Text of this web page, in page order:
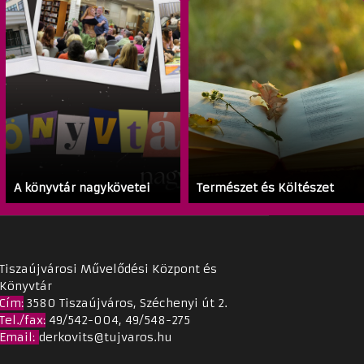
A könyvtár nagykövetei Természet és Költészet
Művelődési Központ és
:3580 Tiszaújváros, Széchenyi út 2.
fax:49/542-004, 49/548-275
: derkovits@tujvaros.hu